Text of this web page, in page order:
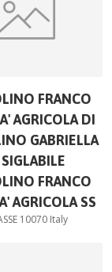
FRANCO
AGRICOLA DI
GABRIELLA
FRANCO
AGRICOLA SS
10070 Italy